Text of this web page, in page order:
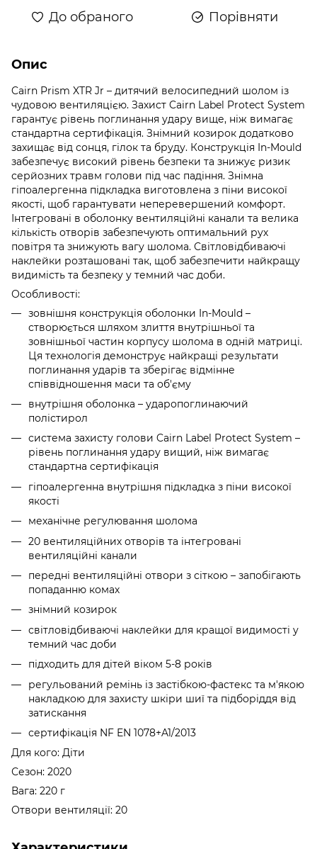
До обраного Порівняти
Опис
Cairn Prism XTR Jr – дитячий велосипедний шолом із
чудовою вентиляцією. Захист Cairn Label Protect System
гарантує рівень поглинання удару вище, ніж вимагає
стандартна сертифікація. Знімний козирок додатково
захищає від сонця, гілок та бруду. Конструкція In-Mould
забезпечує високий рівень безпеки та знижує ризик
серйозних травм голови під час падіння. Знімна
гіпоалергенна підкладка виготовлена з піни високої
якості, щоб гарантувати неперевершений комфорт.
Інтегровані в оболонку вентиляційні канали та велика
кількість отворів забезпечують оптимальний рух
повітря та знижують вагу шолома. Світловідбиваючі
наклейки розташовані так, щоб забезпечити найкращу
видимість та безпеку у темний час доби.
Особливості:
зовнішня конструкція оболонки In-Mould –
створюється шляхом злиття внутрішньої та
зовнішньої частин корпусу шолома в одній матриці.
Ця технологія демонструє найкращі результати
поглинання ударів та зберігає відмінне
співвідношення маси та об'єму
внутрішня оболонка – ударопоглинаючий
полістирол
система захисту голови Cairn Label Protect System –
рівень поглинання удару вищий, ніж вимагає
стандартна сертифікація
гіпоалергенна внутрішня підкладка з піни високої
якості
механічне регулювання шолома
20 вентиляційних отворів та інтегровані
вентиляційні канали
передні вентиляційні отвори з сіткою – запобігають
попаданню комах
знімний козирок
світловідбиваючі наклейки для кращої видимості у
темний час доби
підходить для дітей віком 5-8 років
регульований ремінь із застібкою-фастекс та м'якою
накладкою для захисту шкіри шиї та підборіддя від
затискання
сертифікація NF EN 1078+A1/2013
Для кого: Діти
Сезон: 2020
Вага: 220 г
Отвори вентиляції: 20